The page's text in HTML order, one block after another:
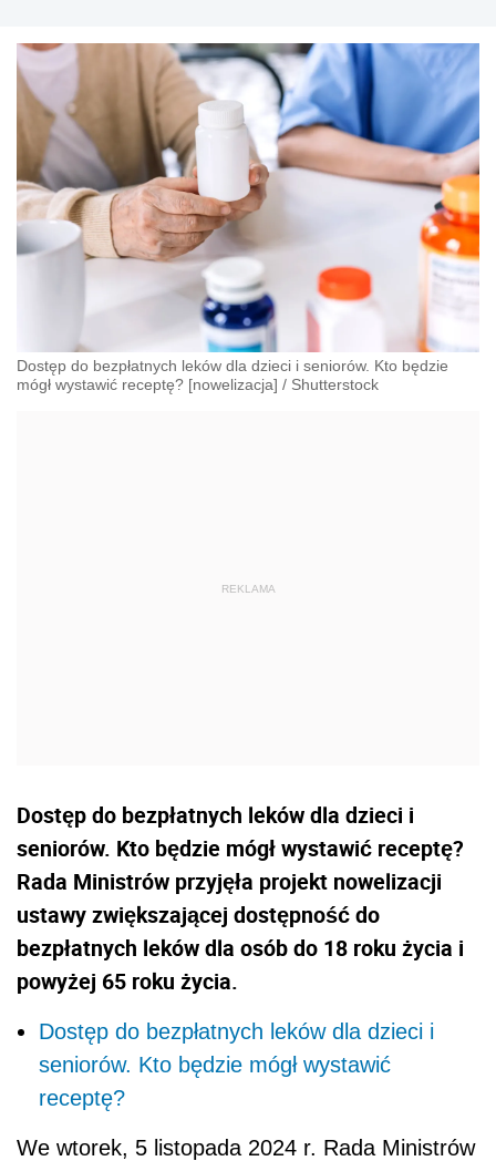
Dostęp do bezpłatnych leków dla dzieci i seniorów. Kto będzie
mógł wystawić receptę? [nowelizacja] / Shutterstock
Dostęp do bezpłatnych leków dla dzieci i
seniorów. Kto będzie mógł wystawić receptę?
Rada Ministrów przyjęła projekt nowelizacji
ustawy zwiększającej dostępność do
bezpłatnych leków dla osób do 18 roku życia i
powyżej 65 roku życia.
Dostęp do bezpłatnych leków dla dzieci i
seniorów. Kto będzie mógł wystawić
receptę?
We wtorek, 5 listopada 2024 r. Rada Ministrów